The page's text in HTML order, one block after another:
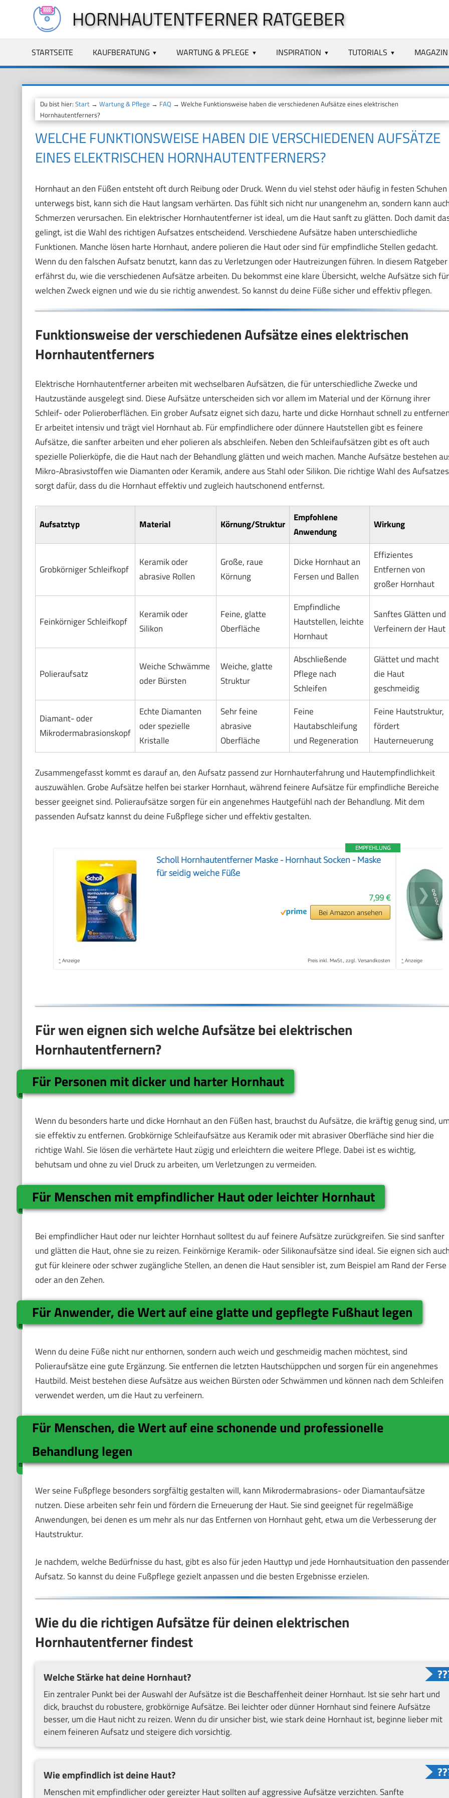
springen
HORNHAUTENTFERNER RATGEBER
STARTSEITE KAUFBERATUNG WARTUNG & PFLEGE INSPIRATION TUTORIALS MAGAZIN
Du bist hier: Start→ Wartung & Pflege → FAQ → Welche Funktionsweise haben die verschiedenen Aufsätze eines elektrischen
Hornhautentferners?
WELCHE FUNKTIONSWEISE HABEN DIE VERSCHIEDENEN AUFSÄTZE
EINES ELEKTRISCHEN HORNHAUTENTFERNERS?
Hornhaut an den Füßen entsteht oft durch Reibung oder Druck. Wenn du viel stehst oder häufig in festen Schuhen
unterwegs bist, kann sich die Haut langsam verhärten. Das fühlt sich nicht nur unangenehm an, sondern kann
Schmerzen verursachen. Ein elektrischer Hornhautentferner ist ideal, um die Haut sanft zu glätten. Doch damit
gelingt, ist die Wahl des richtigen Aufsatzes entscheidend. Verschiedene Aufsätze haben unterschiedliche
Funktionen. Manche lösen harte Hornhaut, andere polieren die Haut oder sind für empfindliche Stellen gedacht.
Wenn du den falschen Aufsatz benutzt, kann das zu Verletzungen oder Hautreizungen führen. In diesem Ratgeber
erfährst du, wie die verschiedenen Aufsätze arbeiten. Du bekommst eine klare Übersicht, welche Aufsätze sich für
welchen Zweck eignen und wie du sie richtig anwendest. So kannst du deine Füße sicher und effektiv pflegen.
Funktionsweise der verschiedenen Aufsätze eines elektrischen
Hornhautentferners
Elektrische Hornhautentferner arbeiten mit wechselbaren Aufsätzen, die für unterschiedliche Zwecke und
Hautzustände ausgelegt sind. Diese Aufsätze unterscheiden sich vor allem im Material und der Körnung ihrer
Schleif- oder Polieroberflächen. Ein grober Aufsatz eignet sich dazu, harte und dicke Hornhaut schnell zu
Er arbeitet intensiv und trägt viel Hornhaut ab. Für empfindlichere oder dünnere Hautstellen gibt es feinere
Aufsätze, die sanfter arbeiten und eher polieren als abschleifen. Neben den Schleifaufsätzen gibt es oft auch
spezielle Polierköpfe, die die Haut nach der Behandlung glätten und weich machen. Manche Aufsätze bestehen
Mikro-Abrasivstoffen wie Diamanten oder Keramik, andere aus Stahl oder Silikon. Die richtige Wahl des Aufsatzes
sorgt dafür, dass du die Hornhaut effektiv und zugleich hautschonend entfernst.
Aufsatztyp Material Körnung/Struktur
Empfohlene
Anwendung
Wirkung
Grobkörniger Schleifkopf
Keramik oder
abrasive Rollen
Große, raue
Körnung
Dicke Hornhaut an
Fersen und Ballen
Effizientes
Entfernen von
großer Hornhaut
Feinkörniger Schleifkopf
Keramik oder
Silikon
Feine, glatte
Oberfläche
Empfindliche
Hautstellen, leichte
Hornhaut
Sanftes Glätten und
Verfeinern der Haut
Polieraufsatz
Weiche Schwämme
oder Bürsten
Weiche, glatte
Struktur
Abschließende
Pflege nach
Schleifen
Glättet und macht
die Haut
geschmeidig
Diamant- oder
Mikrodermabrasionskopf
Echte Diamanten
oder spezielle
Kristalle
Sehr feine
abrasive
Oberfläche
Feine
Hautabschleifung
und Regeneration
Feine Hautstruktur,
fördert
Hauterneuerung
Zusammengefasst kommt es darauf an, den Aufsatz passend zur Hornhauterfahrung und Hautempfindlichkeit
auszuwählen. Grobe Aufsätze helfen bei starker Hornhaut, während feinere Aufsätze für empfindliche Bereiche
besser geeignet sind. Polieraufsätze sorgen für ein angenehmes Hautgefühl nach der Behandlung. Mit dem
passenden Aufsatz kannst du deine Fußpflege sicher und effektiv gestalten.
EMPFEHLUNG
Scholl Hornhautentferner Maske - Hornhaut Socken - Maske
für seidig weiche Füße
7,99 €
Bei Amazon ansehen
* Anzeige Preis inkl. MwSt., zzgl. Versandkosten * Anzeige
❯
Für wen eignen sich welche Aufsätze bei elektrischen
Hornhautentfernern?
Für Personen mit dicker und harter Hornhaut
Wenn du besonders harte und dicke Hornhaut an den Füßen hast, brauchst du Aufsätze, die kräftig genug sind,
sie effektiv zu entfernen. Grobkörnige Schleifaufsätze aus Keramik oder mit abrasiver Oberfläche sind hier die
richtige Wahl. Sie lösen die verhärtete Haut zügig und erleichtern die weitere Pflege. Dabei ist es wichtig,
behutsam und ohne zu viel Druck zu arbeiten, um Verletzungen zu vermeiden.
Für Menschen mit empfindlicher Haut oder leichter Hornhaut
Bei empfindlicher Haut oder nur leichter Hornhaut solltest du auf feinere Aufsätze zurückgreifen. Sie sind sanfter
und glätten die Haut, ohne sie zu reizen. Feinkörnige Keramik- oder Silikonaufsätze sind ideal. Sie eignen sich
gut für kleinere oder schwer zugängliche Stellen, an denen die Haut sensibler ist, zum Beispiel am Rand der Ferse
oder an den Zehen.
Für Anwender, die Wert auf eine glatte und gepflegte Fußhaut legen
Wenn du deine Füße nicht nur enthornen, sondern auch weich und geschmeidig machen möchtest, sind
Polieraufsätze eine gute Ergänzung. Sie entfernen die letzten Hautschüppchen und sorgen für ein angenehmes
Hautbild. Meist bestehen diese Aufsätze aus weichen Bürsten oder Schwämmen und können nach dem Schleifen
verwendet werden, um die Haut zu verfeinern.
Für Menschen, die Wert auf eine schonende und professionelle
Behandlung legen
Wer seine Fußpflege besonders sorgfältig gestalten will, kann Mikrodermabrasions- oder Diamantaufsätze
nutzen. Diese arbeiten sehr fein und fördern die Erneuerung der Haut. Sie sind geeignet für regelmäßige
Anwendungen, bei denen es um mehr als nur das Entfernen von Hornhaut geht, etwa um die Verbesserung der
Hautstruktur.
Je nachdem, welche Bedürfnisse du hast, gibt es also für jeden Hauttyp und jede Hornhautsituation den
Aufsatz. So kannst du deine Fußpflege gezielt anpassen und die besten Ergebnisse erzielen.
Wie du die richtigen Aufsätze für deinen elektrischen
Hornhautentferner findest
Welche Stärke hat deine Hornhaut?
Ein zentraler Punkt bei der Auswahl der Aufsätze ist die Beschaffenheit deiner Hornhaut. Ist sie sehr hart und
dick, brauchst du robustere, grobkörnige Aufsätze. Bei leichter oder dünner Hornhaut sind feinere Aufsätze
besser, um die Haut nicht zu reizen. Wenn du dir unsicher bist, wie stark deine Hornhaut ist, beginne lieber mit
einem feineren Aufsatz und steigere dich vorsichtig.
Wie empfindlich ist deine Haut?
Menschen mit empfindlicher oder gereizter Haut sollten auf aggressive Aufsätze verzichten. Sanfte